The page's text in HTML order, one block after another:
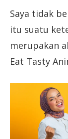
Saya tidak
itu suatu
merupakan
Eat Tasty